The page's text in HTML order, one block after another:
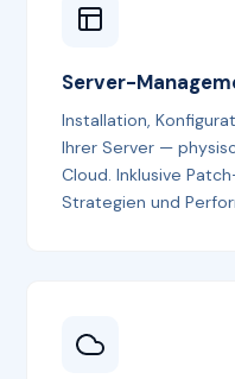
Server-
Installation,
Ihrer Server —
Cloud. Inklusive
Strategien und